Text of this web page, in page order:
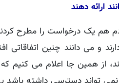
ارائه دهند
هم یک درخواست را مطرح
و می دانند چنین
از همین جا اعلام می کنیم